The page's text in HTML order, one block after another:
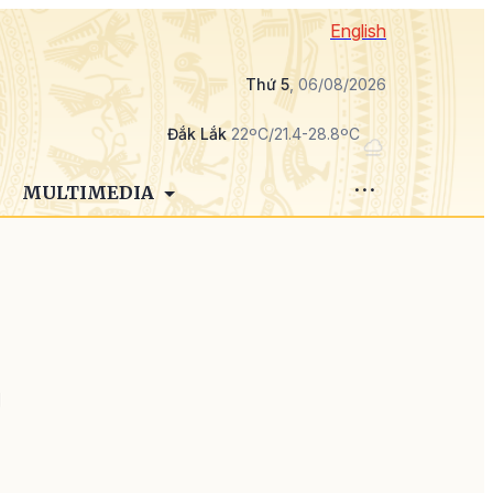
English
Thứ 5, 06/08/2026
Đắk Lắk22ºC/21.4-28.8ºC
MULTIMEDIA